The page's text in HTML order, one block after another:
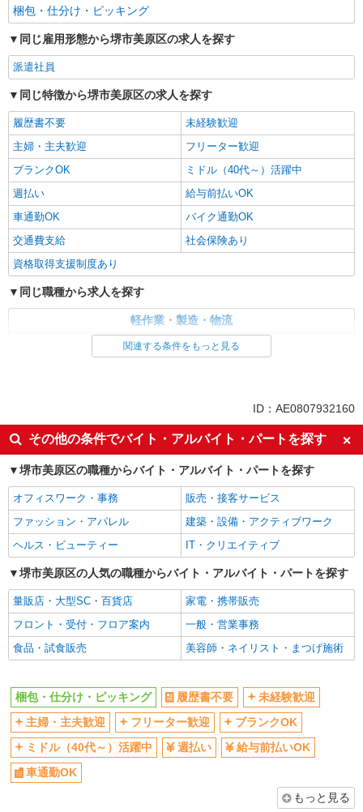
梱包・仕分け・ピッキング
同じ雇用形態から堺市美原区の求人を探す
派遣社員
同じ特徴から堺市美原区の求人を探す
履歴書不要
未経験歓迎
主婦・主夫歓迎
フリーター歓迎
ブランクOK
ミドル（40代～）活躍中
週払い
給与前払いOK
車通勤OK
バイク通勤OK
交通費支給
社会保険あり
資格取得支援制度あり
同じ職種から求人を探す
軽作業・製造・物流
梱包・仕分け・ピッキング
車通勤OK
交通費支給
社会保険あり
関連する条件をもっと見る
ID：AE0807932160
その他の条件でバイト・アルバイト・パートを探す
堺市美原区の職種からバイト・アルバイト・パートを探す
オフィスワーク・事務
販売・接客サービス
ファッション・アパレル
建築・設備・アクティブワーク
ヘルス・ビューティー
IT・クリエイティブ
堺市美原区の人気の職種からバイト・アルバイト・パートを探す
量販店・大型SC・百貨店
家電・携帯販売
フロント・受付・フロア案内
一般・営業事務
食品・試食販売
美容師・ネイリスト・まつげ施術
梱包・仕分け・ピッキング 履歴書不要
未経験歓迎
主婦・主夫歓迎
フリーター歓迎
ブランクOK
ミドル（40代～）活躍中
週払い
給与前払いOK
車通勤OK
もっと見る